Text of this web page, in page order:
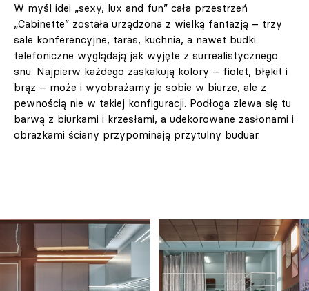
W myśl idei „sexy, lux and fun” cała przestrzeń
„Cabinette” została urządzona z wielką fantazją – trzy
sale konferencyjne, taras, kuchnia, a nawet budki
telefoniczne wyglądają jak wyjęte z surrealistycznego
snu. Najpierw każdego zaskakują kolory – fiolet, błękit i
brąz – może i wyobrażamy je sobie w biurze, ale z
pewnością nie w takiej konfiguracji. Podłoga zlewa się tu
barwą z biurkami i krzesłami, a udekorowane zasłonami i
obrazkami ściany przypominają przytulny buduar.